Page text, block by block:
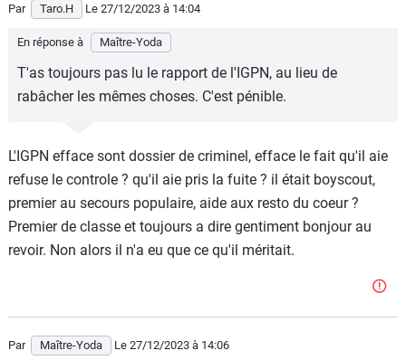
Par Taro.H Le 27/12/2023 à 14:04
En réponse à Maître-Yoda
T'as toujours pas lu le rapport de l'IGPN, au lieu de
rabâcher les mêmes choses. C'est pénible.
L'IGPN efface sont dossier de criminel, efface le fait qu'il aie
refuse le controle ? qu'il aie pris la fuite ? il était boyscout,
premier au secours populaire, aide aux resto du coeur ?
Premier de classe et toujours a dire gentiment bonjour au
revoir. Non alors il n'a eu que ce qu'il méritait.
Par Maître-Yoda Le 27/12/2023 à 14:06